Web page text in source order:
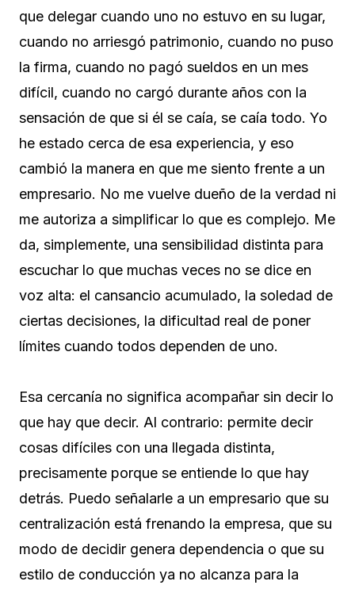
que delegar cuando uno no estuvo en su lugar,
cuando no arriesgó patrimonio, cuando no puso
la firma, cuando no pagó sueldos en un mes
difícil, cuando no cargó durante años con la
sensación de que si él se caía, se caía todo. Yo
he estado cerca de esa experiencia, y eso
cambió la manera en que me siento frente a un
empresario. No me vuelve dueño de la verdad ni
me autoriza a simplificar lo que es complejo. Me
da, simplemente, una sensibilidad distinta para
escuchar lo que muchas veces no se dice en
voz alta: el cansancio acumulado, la soledad de
ciertas decisiones, la dificultad real de poner
límites cuando todos dependen de uno.
Esa cercanía no significa acompañar sin decir lo
que hay que decir. Al contrario: permite decir
cosas difíciles con una llegada distinta,
precisamente porque se entiende lo que hay
detrás. Puedo señalarle a un empresario que su
centralización está frenando la empresa, que su
modo de decidir genera dependencia o que su
estilo de conducción ya no alcanza para la